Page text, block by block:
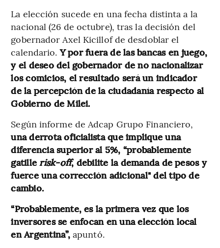
La elección sucede en una fecha distinta a la
nacional (26 de octubre), tras la decisión del
gobernador Axel Kicillof de desdoblar el
calendario.Y por fuera de las bancas en juego,
y el deseo del gobernador de no nacionalizar
los comicios, el resultado será un indicador
de la percepción de la ciudadanía respecto al
Gobierno de Milei.
Según informe de Adcap Grupo Financiero,
una derrota oficialista que implique una
diferencia superior al 5%, “probablemente
gatille risk-off, debilite la demanda de pesos y
fuerce una corrección adicional" del tipo de
cambio.
“Probablemente, es la primera vez que los
inversores se enfocan en una elección local
en Argentina”, apuntó.